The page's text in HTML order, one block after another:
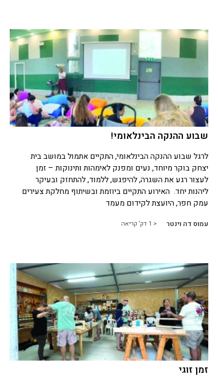
שבוע ההנקה הבינלאומי!
לרגל שבוע ההנקה הבינלאומי, התקיים אתמול במושב בית
יצחק בוקר מיוחד, נעים ומפנק לאימהות ותינוקות – זמן
לעצור רגע את השגרה, להיפגש, ללמוד, להתחזק ובעיקר
ליהנות יחד. האירוע התקיים ביוזמת ובשיתוף מחלקת צעירים
עמק חפר, היועצת לקידום מעמד
עמוס דה וינטר < 1 דק' קריאה
זמן זוגי